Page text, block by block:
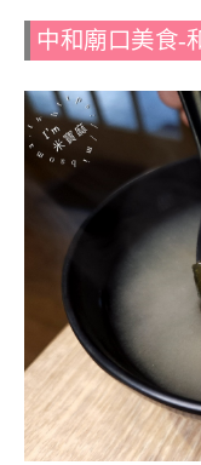
中和廟口美食-